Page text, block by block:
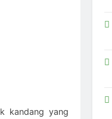
kandang yang